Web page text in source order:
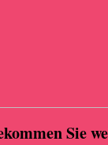
Sie